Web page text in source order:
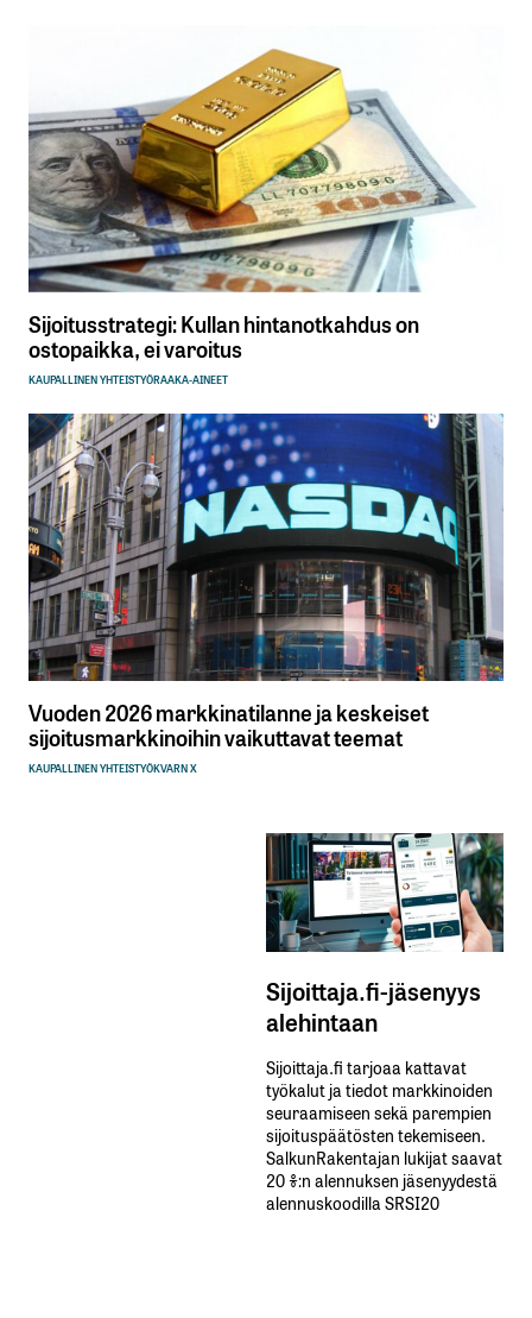
Sijoitusstrategi: Kullan hintanotkahdus on
ostopaikka, ei varoitus
KAUPALLINEN YHTEISTYÖRAAKA-AINEET
Vuoden 2026 markkinatilanne ja keskeiset
sijoitusmarkkinoihin vaikuttavat teemat
KAUPALLINEN YHTEISTYÖKVARN X
Sijoittaja.fi-jäsenyys
alehintaan
Sijoittaja.fi tarjoaa kattavat
työkalut ja tiedot markkinoiden
seuraamiseen sekä parempien
sijoituspäätösten tekemiseen.
SalkunRakentajan lukijat saavat
20 %:n alennuksen jäsenyydestä
alennuskoodilla SRSI20